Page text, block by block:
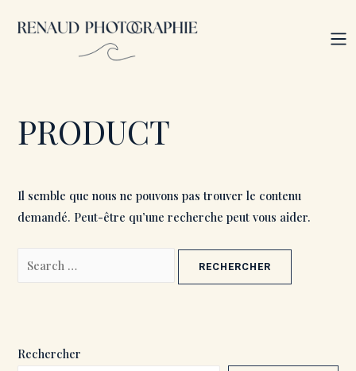
PRODUCT
Il semble que nous ne pouvons pas trouver le contenu
demandé. Peut-être qu’une recherche peut vous aider.
Rechercher